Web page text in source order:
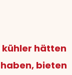
kühler hätten
bieten